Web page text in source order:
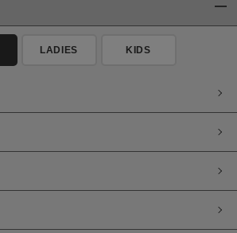
LADIES KIDS